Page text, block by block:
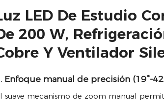
LED De Estudio
200 W,
Y Ventilador
Enfoque manual de precisión (19°-
suave mecanismo de zoom manual